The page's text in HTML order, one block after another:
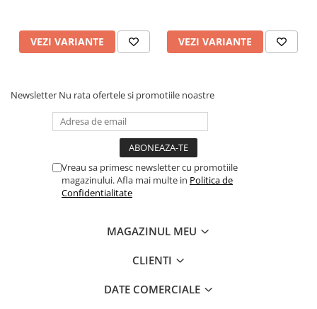
VEZI VARIANTE VEZI VARIANTE
Newsletter Nu rata ofertele si promotiile noastre
Vreau sa primesc newsletter cu promotiile
magazinului. Afla mai multe in Politica de
Confidentialitate
MAGAZINUL MEU
CLIENTI
DATE COMERCIALE